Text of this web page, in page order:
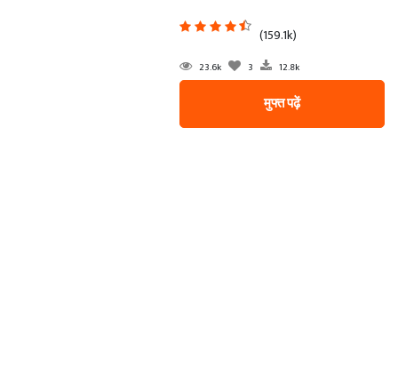
(159.1k)
23.6k 3 12.8k
मुफ्त पढ़ें